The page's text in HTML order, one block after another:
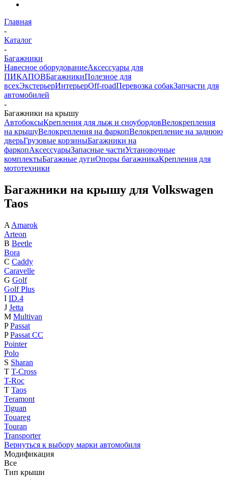
Главная
-
Каталог
-
Багажники
Навесное оборудованиеАксессуары для
ПИКАПОВБагажникиПолезное для
всехЭкстерьерИнтерьерOff-roadПеревозка собакЗапчасти для
автомобилей
-
Багажники на крышу
АвтобоксыКрепления для лыж и сноубордовВелокрепления
на крышуВелокрепления на фаркопВелокрепление на заднюю
дверьГрузовые корзиныБагажники на
фаркопАксессуарыЗапасные частиУстановочные
комплектыБагажные дугиОпоры багажникаКрепления для
мототехники
Багажники на крышу для Volkswagen
Taos
A Amarok
Arteon
B Beetle
Bora
C Caddy
Caravelle
G Golf
Golf Plus
I ID.4
J Jetta
M Multivan
P Passat
P Passat CC
Pointer
Polo
S Sharan
T T-Cross
T-Roc
T Taos
Teramont
Tiguan
Touareg
Touran
Transporter
Вернуться к выбору марки автомобиля
Модификация
Все
Тип крыши